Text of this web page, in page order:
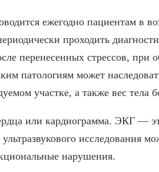
ежегодно пациентам в
проходить
перенесенных стрессов, при
патологиям может
участке, а также вес тела
или кардиограмма. ЭКГ —
исследования
нарушения.